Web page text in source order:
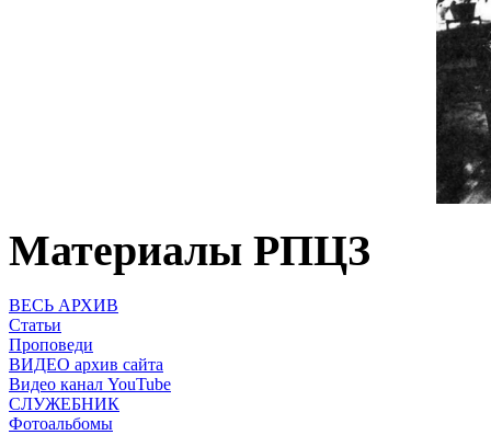
Материалы РПЦЗ
ВЕСЬ АРХИВ
Статьи
Проповеди
ВИДЕО архив сайта
Видео канал YouTube
СЛУЖЕБНИК
Фотоальбомы